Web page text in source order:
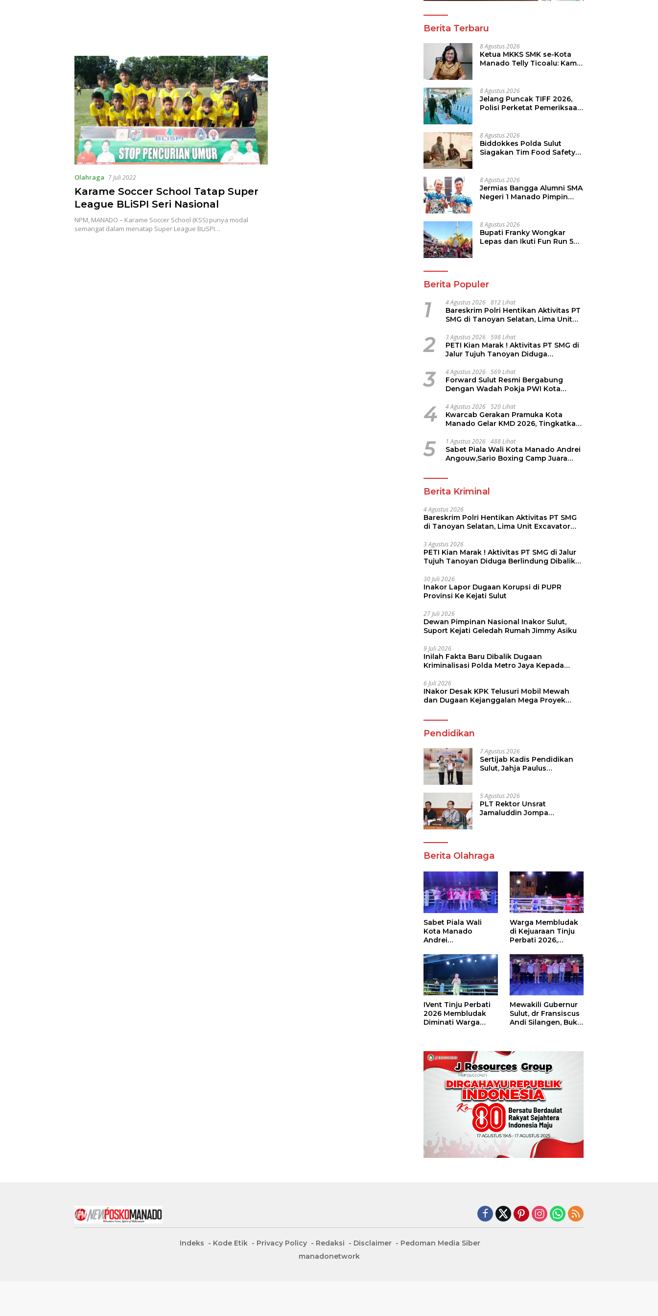
Olahraga 7 Juli 2022
Karame Soccer School Tatap Super
League BLiSPI Seri Nasional
NPM, MANADO – Karame Soccer School (KSS) punya modal
semangat dalam menatap Super League BLiSPI…
Berita Terbaru
8 Agustus 2026
Ketua MKKS SMK se-Kota
Manado Telly Ticoalu: Kami
Rondonuwu
8 Agustus 2026
Jelang Puncak TIFF 2026,
Polisi Perketat Pemeriksaan
8 Agustus 2026
Biddokkes Polda Sulut
Siagakan Tim Food Safety
8 Agustus 2026
Jermias Bangga Alumni SMA
Negeri 1 Manado Pimpin
8 Agustus 2026
Bupati Franky Wongkar
Lepas dan Ikuti Fun Run 5K
Berita Populer
1 4 Agustus 2026 812 Lihat
Bareskrim Polri Hentikan Aktivitas PT
SMG di Tanoyan Selatan, Lima Unit
2 3 Agustus 2026 598 Lihat
PETI Kian Marak ! Aktivitas PT SMG di
Jalur Tujuh Tanoyan Diduga
3 4 Agustus 2026 569 Lihat
Forward Sulut Resmi Bergabung
Dengan Wadah Pokja PWI Kota
4 4 Agustus 2026 520 Lihat
Kwarcab Gerakan Pramuka Kota
Manado Gelar KMD 2026, Tingkatkan
Pramuka
5 1 Agustus 2026 488 Lihat
Sabet Piala Wali Kota Manado Andrei
Angouw,Sario Boxing Camp Juara
Berita Kriminal
4 Agustus 2026
Bareskrim Polri Hentikan Aktivitas PT SMG
di Tanoyan Selatan, Lima Unit Excavator
3 Agustus 2026
PETI Kian Marak ! Aktivitas PT SMG di Jalur
Tujuh Tanoyan Diduga Berlindung Dibalik
30 Juli 2026
Inakor Lapor Dugaan Korupsi di PUPR
Provinsi Ke Kejati Sulut
27 Juli 2026
Dewan Pimpinan Nasional Inakor Sulut,
Suport Kejati Geledah Rumah Jimmy Asiku
9 Juli 2026
Inilah Fakta Baru Dibalik Dugaan
Kriminalisasi Polda Metro Jaya Kepada
6 Juli 2026
INakor Desak KPK Telusuri Mobil Mewah
dan Dugaan Kejanggalan Mega Proyek
Pendidikan
7 Agustus 2026
Sertijab Kadis Pendidikan
Sulut, Jahja Paulus
Pendidikan
5 Agustus 2026
PLT Rektor Unsrat
Jamaluddin Jompa
Berita Olahraga
Sabet Piala Wali
Kota Manado
Andrei
Boxing Camp Juara
Umum Tinju Perbati
2026
Warga Membludak
di Kejuaraan Tinju
Perbati 2026,
Piala Wali Kota
IVent Tinju Perbati
2026 Membludak
Diminati Warga
Mewakili Gubernur
Sulut, dr Fransiscus
Andi Silangen, Buka
Piala Wali Kota
Manado
Indeks Kode Etik Privacy Policy Redaksi Disclaimer
Pedoman Media Siber
manadonetwork